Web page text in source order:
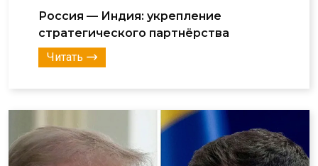
Россия — Индия: укрепление
стратегического партнёрства
Читать